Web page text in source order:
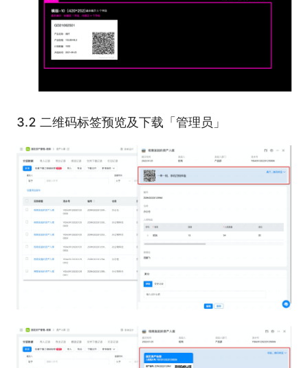
3.2 二维码标签预览及下载「管理员」